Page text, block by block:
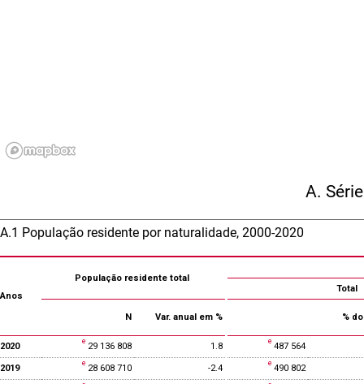
A.
A.1 População residente por naturalidade, 2000-2020
Anos
População residente total
Total
N Var. anual em % %
2020 29 136 808 1.8 487 564
2019 28 608 710 -2.4 490 802